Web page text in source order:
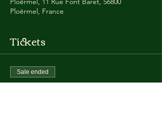
Ploërmel, France
Tickets
Sale ended